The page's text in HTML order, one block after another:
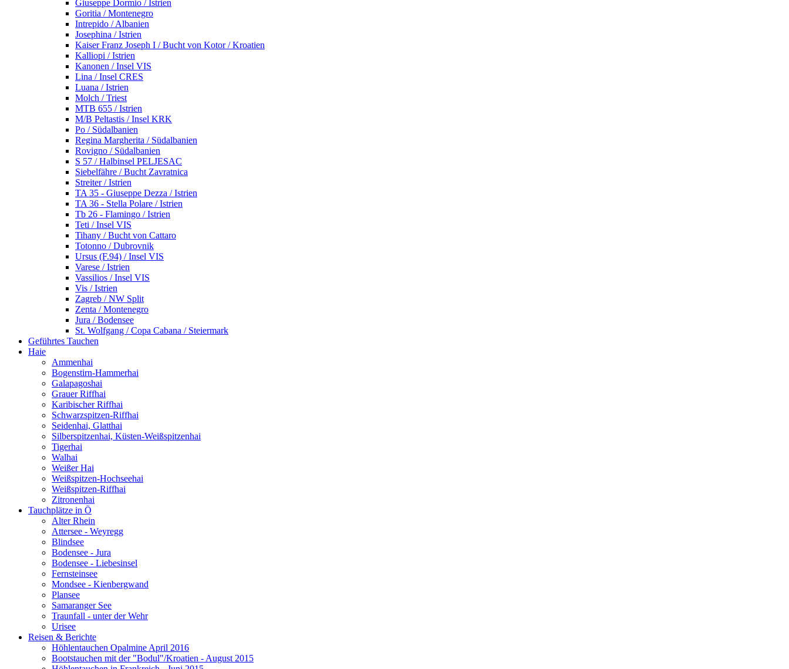
Giuseppe Dormio / Istrien
Goritia / Montenegro
Intrepido / Albanien
Josephina / Istrien
Kaiser Franz Joseph I / Bucht von Kotor / Kroatien
Kalliopi / Istrien
Kanonen / Insel VIS
Lina / Insel CRES
Luana / Istrien
Molch / Triest
MTB 655 / Istrien
M/B Peltastis / Insel KRK
Po / Südalbanien
Regina Margherita / Südalbanien
Rovigno / Südalbanien
S 57 / Halbinsel PELJESAC
Siebelfähre / Bucht Zavratnica
Streiter / Istrien
TA 35 - Giuseppe Dezza / Istrien
TA 36 - Stella Polare / Istrien
Tb 26 - Flamingo / Istrien
Teti / Insel VIS
Tihany / Bucht von Cattaro
Totonno / Dubrovnik
Ursus (F.94) / Insel VIS
Varese / Istrien
Vassilios / Insel VIS
Vis / Istrien
Zagreb / NW Split
Zenta / Montenegro
Jura / Bodensee
St. Wolfgang / Copa Cabana / Steiermark
Geführtes Tauchen
Haie
Ammenhai
Bogenstirn-Hammerhai
Galapagoshai
Grauer Riffhai
Karibischer Riffhai
Schwarzspitzen-Riffhai
Seidenhai, Glatthai
Silberspitzenhai, Küsten-Weißspitzenhai
Tigerhai
Walhai
Weißer Hai
Weißspitzen-Hochseehai
Weißspitzen-Riffhai
Zitronenhai
Tauchplätze in Ö
Alter Rhein
Attersee - Weyregg
Blindsee
Bodensee - Jura
Bodensee - Liebesinsel
Fernsteinsee
Mondsee - Kienbergwand
Plansee
Samaranger See
Traunfall - unter der Wehr
Urisee
Reisen & Berichte
Höhlentauchen Opalmine April 2016
Bootstauchen mit der "Bodul"/Kroatien - August 2015